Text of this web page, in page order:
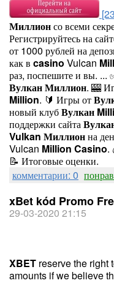
Миллионсо всеми
Регистрируйтесь на
от 1000 рублей на
как в casino Vulcan
раз, поспешите и вы. ...
ВулканМиллион. 🎰
Million. 🔰 Игры от
новый клубВулкан
поддержки сайта
Vulkan Миллионна
Vulcan Million Casino.
📝 Итоговые оценки.
комментарии: 0
xBet kód Promo
29-03-2020 21:15
XBET reserve the right
amounts if we believe